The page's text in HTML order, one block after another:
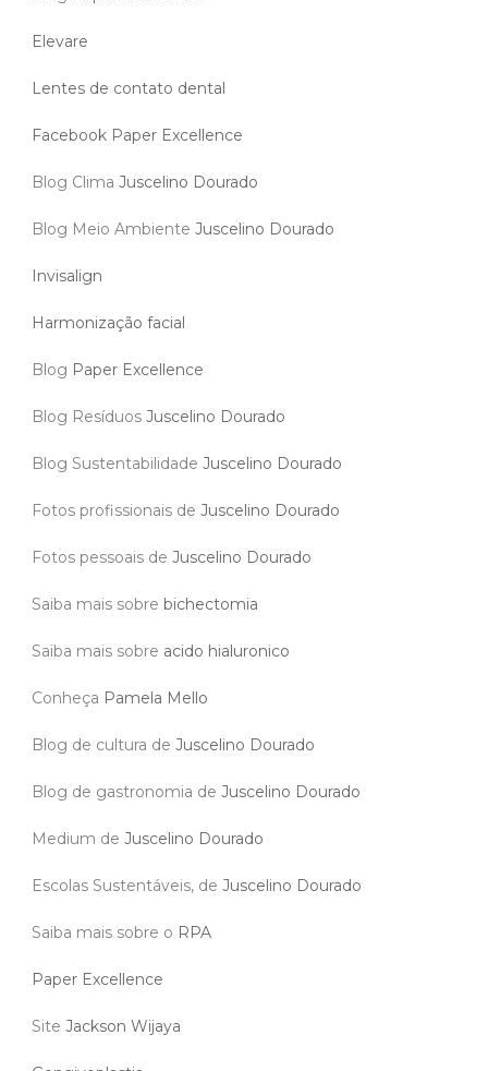
Elevare
Lentes de contato dental
Facebook Paper Excellence
Blog Clima Juscelino Dourado
Blog Meio Ambiente Juscelino Dourado
Invisalign
Harmonização facial
Blog Paper Excellence
Blog Resíduos Juscelino Dourado
Blog Sustentabilidade Juscelino Dourado
Fotos profissionais de Juscelino Dourado
Fotos pessoais de Juscelino Dourado
Saiba mais sobre bichectomia
Saiba mais sobre acido hialuronico
Conheça Pamela Mello
Blog de cultura de Juscelino Dourado
Blog de gastronomia de Juscelino Dourado
Medium de Juscelino Dourado
Escolas Sustentáveis, de Juscelino Dourado
Saiba mais sobre o RPA
Paper Excellence
Site Jackson Wijaya